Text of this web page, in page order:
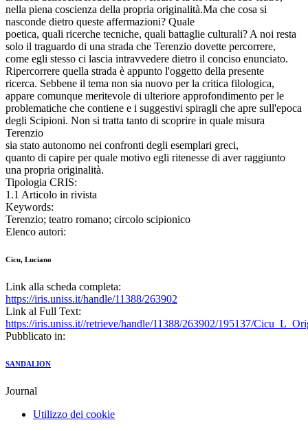
nella piena coscienza della propria originalità.Ma che cosa si
nasconde dietro queste affermazioni? Quale
poetica, quali ricerche tecniche, quali battaglie culturali? A noi resta
solo il traguardo di una strada che Terenzio dovette percorrere,
come egli stesso ci lascia intravvedere dietro il conciso enunciato.
Ripercorrere quella strada è appunto l'oggetto della presente
ricerca. Sebbene il tema non sia nuovo per la critica filologica,
appare comunque meritevole di ulteriore approfondimento per le
problematiche che contiene e i suggestivi spiragli che apre sull'epoca
degli Scipioni. Non si tratta tanto di scoprire in quale misura
Terenzio
sia stato autonomo nei confronti degli esemplari greci,
quanto di capire per quale motivo egli ritenesse di aver raggiunto
una propria originalità.
Tipologia CRIS:
1.1 Articolo in rivista
Keywords:
Terenzio; teatro romano; circolo scipionico
Elenco autori:
Cicu, Luciano
Link alla scheda completa:
https://iris.uniss.it/handle/11388/263902
Link al Full Text:
https://iris.uniss.it//retrieve/handle/11388/263902/195137/
Pubblicato in:
SANDALION
Journal
Utilizzo dei cookie